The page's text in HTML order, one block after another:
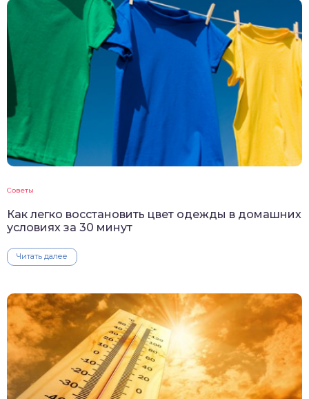
Советы
Как легко восстановить цвет одежды в домашних
условиях за 30 минут
Читать далее